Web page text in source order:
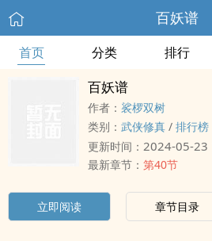
百妖谱
首页 分类 排行
百妖谱
作者： 裟椤双树
类别： 武侠修真 / 排行榜
更新时间： 2024-05-23
最新章节： 第40节
立即阅读 章节目录